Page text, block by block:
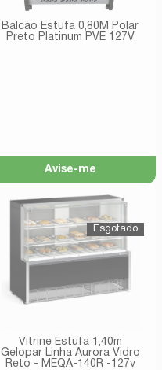
Balcão Estufa 0,80M Polar
Preto Platinum PVE 127V
Avise-me
Vitrine Estufa 1,40m
Gelopar Linha Aurora Vidro
Reto - MEQA-140R -127v